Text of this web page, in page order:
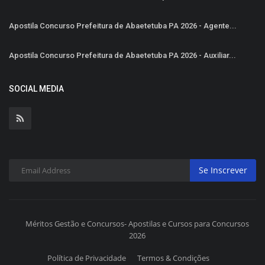
Apostila Concurso Prefeitura de Abaetetuba PA 2026 - Agente...
Apostila Concurso Prefeitura de Abaetetuba PA 2026 - Auxiliar...
SOCIAL MEDIA
Se Inscrever
Méritos Gestão e Concursos- Apostilas e Cursos para Concursos
2026
Política de Privacidade Termos & Condições